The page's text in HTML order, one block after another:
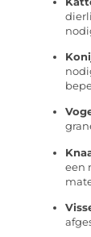
een